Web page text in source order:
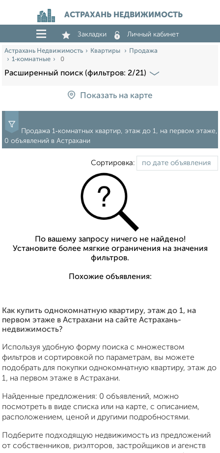
АСТРАХАНЬ НЕДВИЖИМОСТЬ
Закладки Личный кабинет
Астрахань Недвижимость Квартиры
Продажа
1‑комнатные
0
Расширенный поиск (фильтров: 2/21)
Показать на карте
Продажа 1‑комнатных квартир, этаж до 1, на первом этаже,
0 объявлений в Астрахани
Сортировка:
По вашему запросу ничего не найдено!
Установите более мягкие ограничения на значения
фильтров.
Похожие объявления:
Как купить однокомнатную квартиру, этаж до 1, на
первом этаже в Астрахани на сайте Астрахань-
недвижимость?
Используя удобную форму поиска с множеством
фильтров и сортировкой по параметрам, вы можете
подобрать для покупки однокомнатную квартиру, этаж до
1, на первом этаже в Астрахани.
Найденные предложения: 0 объявлений, можно
посмотреть в виде списка или на карте, с описанием,
расположением, ценой и другими подробностями.
Подберите подходящую недвижимость из предложений
от собственников, риэлторов, застройщиков и агенств